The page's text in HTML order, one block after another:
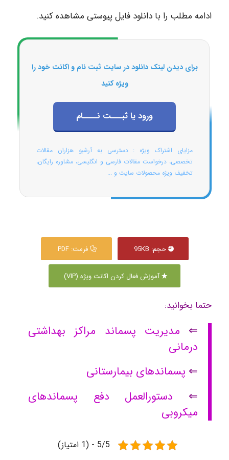
ادامه مطلب را با دانلود فایل پیوستی مشاهده کنید.
برای دیدن لینک دانلود در سایت ثبت نام و اکانت خود را
ویژه کنید
ورود یا ثبـــت نــــام
مزایای اشتراک ویژه : دسترسی به آرشیو هزاران مقالات
تخصصی، درخواست مقالات فارسی و انگلیسی، مشاوره رایگان،
تخفیف ویژه محصولات سایت و ...
حجم: 95KB فرمت: PDF
آموزش فعال کردن اکانت ویژه (VIP)
حتما بخوانید:
⇐ مدیریت پسماند مراکز بهداشتی
درمانی
⇐ پسماندهای بیمارستانی
⇐
دستورالعمل دفع پسماندهای
میکروبی
5/5 - (1 امتیاز)